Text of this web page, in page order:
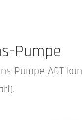
Pumpe
Pumpe AGT